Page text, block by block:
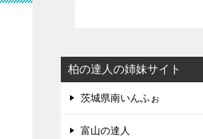
柏の達人の姉妹サイト
茨城県南いんふぉ
富山の達人